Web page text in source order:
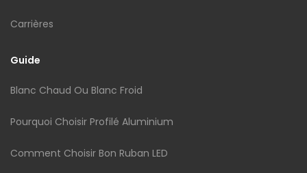
Carrières
Guide
Blanc Chaud Ou Blanc Froid
Pourquoi Choisir Profilé Aluminium
Comment Choisir Bon Ruban LED